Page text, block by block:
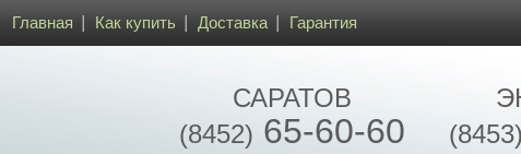
Главная Как купить Доставка Гарантия
САРАТОВ
(8452) 65-60-60
(8453)